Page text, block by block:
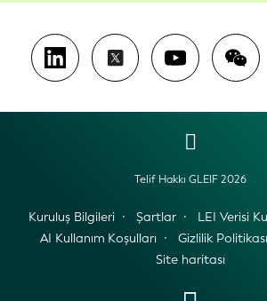
Telif Hakkı GLEIF 2026
Kuruluş Bilgileri Şartlar
LEI Verisi
AI Kullanım Koşulları
Gizlilik Politikası
Site haritası